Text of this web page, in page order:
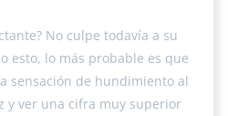
No culpe todavía a su
esto, lo más probable es que
sensación de hundimiento al
y ver una cifra muy superior